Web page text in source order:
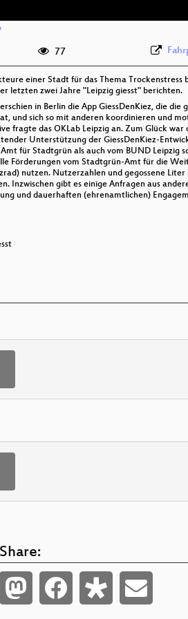
77
einer Stadt für das Thema Trockenstress
letzten zwei Jahre "Leipzig giesst" berichten.
in Berlin die App GiessDenKiez, die
und sich so mit anderen koordinieren und
fragte das OKLab Leipzig an. Zum Glück
Unterstützung der GiessDenKiez-
für Stadtgrün als auch vom BUND Leipzig
Förderungen vom Stadtgrün-Amt für die
nutzen. Nutzerzahlen und gegossene Liter
Inzwischen gibt es einige Anfragen aus
und dauerhaften (ehrenamtlichen)
Share: